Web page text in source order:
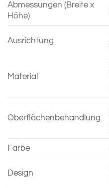
Abmessungen (Breite x
Höhe)
Ausrichtung
Material
Oberflächenbehandlung
Farbe
Design